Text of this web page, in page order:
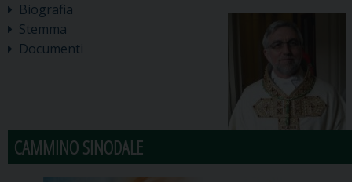
Biografia
Stemma
Documenti
CAMMINO SINODALE